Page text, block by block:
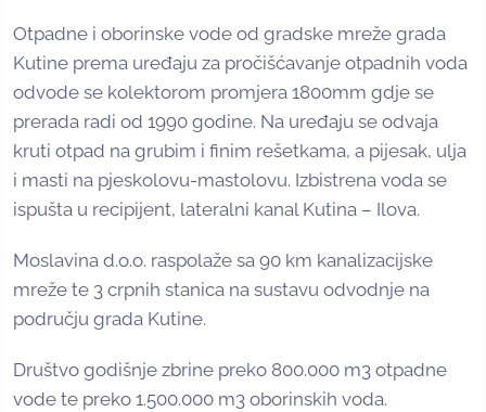
Otpadne i oborinske vode od gradske mreže grada
Kutine prema uređaju za pročišćavanje otpadnih voda
odvode se kolektorom promjera 1800mm gdje se
prerada radi od 1990 godine. Na uređaju se odvaja
kruti otpad na grubim i finim rešetkama, a pijesak, ulja
i masti na pjeskolovu-mastolovu. Izbistrena voda se
ispušta u recipijent, lateralni kanal Kutina – Ilova.
Moslavina d.o.o. raspolaže sa 90 km kanalizacijske
mreže te 3 crpnih stanica na sustavu odvodnje na
području grada Kutine.
Društvo godišnje zbrine preko 800.000 m3 otpadne
vode te preko 1.500.000 m3 oborinskih voda.